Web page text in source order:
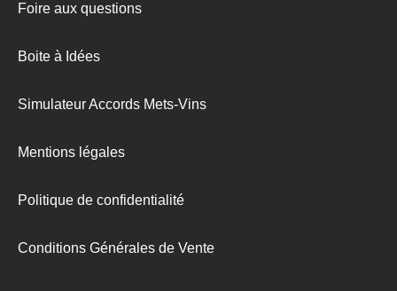
Foire aux questions
Boite à Idées
Simulateur Accords Mets-Vins
Mentions légales
Politique de confidentialité
Conditions Générales de Vente